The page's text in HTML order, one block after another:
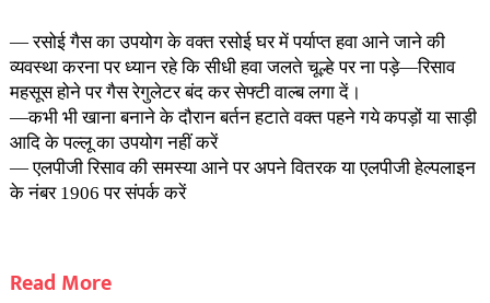
— रसोई गैस का उपयोग के वक्त रसोई घर में पर्याप्त हवा आने जाने की
व्यवस्था करना पर ध्यान रहे कि सीधी हवा जलते चूल्हे पर ना पड़े—रिसाव
महसूस होने पर गैस रेगुलेटर बंद कर सेफ्टी वाल्ब लगा दें।
—कभी भी खाना बनाने के दौरान बर्तन हटाते वक्त पहने गये कपड़ों या साड़ी
आदि के पल्लू का उपयोग नहीं करें
— एलपीजी रिसाव की समस्या आने पर अपने वितरक या एलपीजी हेल्पलाइन
के नंबर 1906 पर संपर्क करें
Read More